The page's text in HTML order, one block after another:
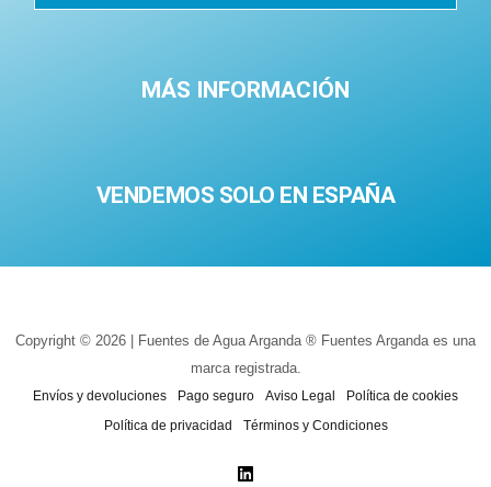
MÁS INFORMACIÓN
VENDEMOS SOLO EN ESPAÑA
Copyright © 2026 | Fuentes de Agua Arganda ® Fuentes Arganda es una
marca registrada.
Envíos y devoluciones Pago seguro Aviso Legal
Política de cookies
Política de privacidad
Términos y Condiciones